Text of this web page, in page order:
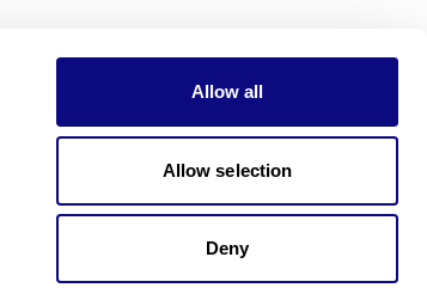
Allow all
Allow selection
Deny